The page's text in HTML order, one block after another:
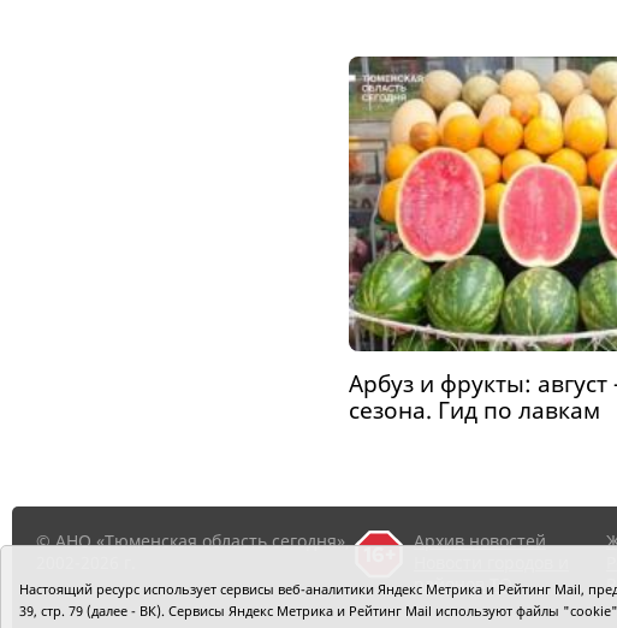
Арбуз и фрукты: август
сезона. Гид по лавкам
© АНО «Тюменская область сегодня»,
Архив новостей
районов ТО
Настоящий ресурс использует сервисы веб-аналитики Яндекс Метрика и Рейтинг Mail,
39, стр. 79 (далее - ВК). Сервисы Яндекс Метрика и Рейтинг Mail используют файлы